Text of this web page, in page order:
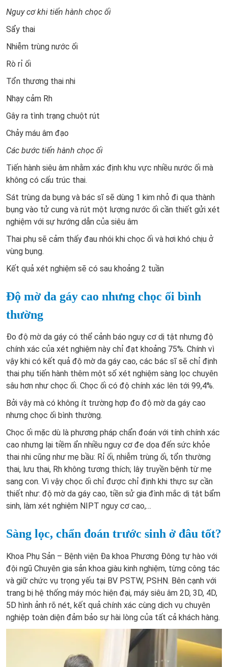
Nguy cơ khi tiến hành chọc ối
Sẩy thai
Nhiễm trùng nước ối
Rò rỉ ối
Tổn thương thai nhi
Nhạy cảm Rh
Gây ra tình trạng chuột rút
Chảy máu âm đạo
Các bước tiến hành chọc ối
Tiến hành siêu âm nhằm xác định khu vực nhiều nước ối mà
không có cấu trúc thai.
Sát trùng da bụng và bác sĩ sẽ dùng 1 kim nhỏ đi qua thành
bụng vào tử cung và rút một lượng nước ối cần thiết gửi xét
nghiệm với sự hướng dẫn của siêu âm
Thai phụ sẽ cảm thấy đau nhói khi chọc ối và hơi khó chịu ở
vùng bụng.
Kết quả xét nghiệm sẽ có sau khoảng 2 tuần
Độ mờ da gáy cao nhưng chọc ối bình
thường
Đo độ mờ da gáy có thể cảnh báo nguy cơ dị tật nhưng độ
chính xác của xét nghiệm này chỉ đạt khoảng 75%. Chính vì
vậy khi có kết quả độ mờ da gáy cao, các bác sĩ sẽ chỉ định
thai phụ tiến hành thêm một số xét nghiệm sàng lọc chuyên
sâu hơn như chọc ối. Chọc ối có độ chính xác lên tới 99,4%.
Bởi vậy mà có không ít trường hợp đo độ mờ da gáy cao
nhưng chọc ối bình thường.
Chọc ối mặc dù là phương pháp chẩn đoán với tính chính xác
cao nhưng lại tiềm ẩn nhiều nguy cơ đe dọa đến sức khỏe
thai nhi cũng như mẹ bầu: Rỉ ối, nhiễm trùng ối, tổn thường
thai, lưu thai, Rh không tương thích; lây truyền bệnh từ mẹ
sang con. Vì vậy chọc ối chỉ được chỉ định khi thực sự cần
thiết như: độ mờ da gáy cao, tiền sử gia đình mắc dị tật bẩm
sinh, làm xét nghiệm NIPT nguy cơ cao,…
Sàng lọc, chẩn đoán trước sinh ở đâu tốt?
Khoa Phụ Sản – Bệnh viện Đa khoa Phương Đông tự hào với
đội ngũ Chuyên gia sản khoa giàu kinh nghiệm, từng công tác
và giữ chức vụ trọng yếu tại BV PSTW, PSHN. Bên cạnh với
trang bị hệ thống máy móc hiện đại, máy siêu âm 2D, 3D, 4D,
5D hình ảnh rõ nét, kết quả chính xác cùng dịch vụ chuyên
nghiệp toàn diện đảm bảo sự hài lòng của tất cả khách hàng.